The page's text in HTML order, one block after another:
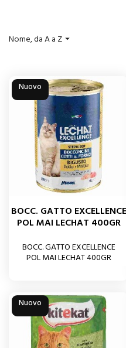
Nome, da A a Z 
Nuovo
BOCC. GATTO EXCELLENCE
POL MAI LECHAT 400GR
BOCC. GATTO EXCELLENCE
POL MAI LECHAT 400GR
Nuovo